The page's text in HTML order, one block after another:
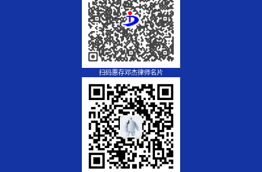
扫码惠存邓杰律师名片